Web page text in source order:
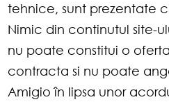
tehnice, sunt prezentate
Nimic din continutul site-
nu poate constitui o
contracta si nu poate
Amigio în lipsa unor